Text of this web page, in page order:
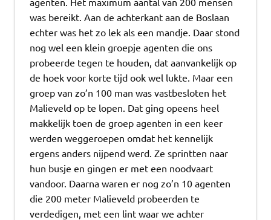
was bereikt. Aan de achterkant aan de Boslaan
echter was het zo lek als een mandje. Daar stond
nog wel een klein groepje agenten die ons
probeerde tegen te houden, dat aanvankelijk op
de hoek voor korte tijd ook wel lukte. Maar een
groep van zo’n 100 man was vastbesloten het
Malieveld op te lopen. Dat ging opeens heel
makkelijk toen de groep agenten in een keer
werden weggeroepen omdat het kennelijk
ergens anders nijpend werd. Ze sprintten naar
hun busje en gingen er met een noodvaart
vandoor. Daarna waren er nog zo’n 10 agenten
die 200 meter Malieveld probeerden te
verdedigen, met een lint waar we achter